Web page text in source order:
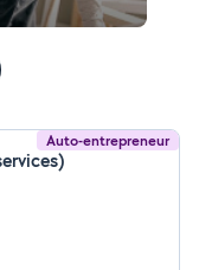
Auto-entrepreneur